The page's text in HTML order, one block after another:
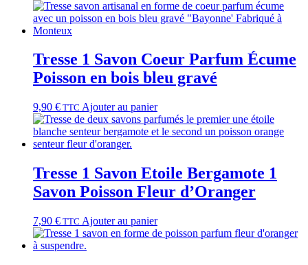
Tresse 1 Savon Coeur Parfum Écume
Poisson en bois bleu gravé
9,90 € TTC Ajouter au panier
Tresse 1 Savon Etoile Bergamote 1
Savon Poisson Fleur d’Oranger
7,90 € TTC Ajouter au panier